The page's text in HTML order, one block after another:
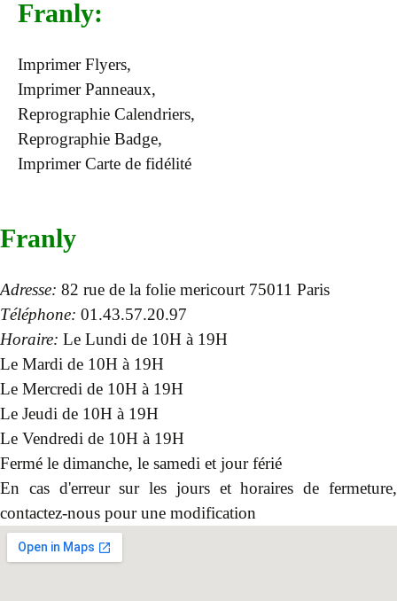
Franly:
Imprimer Flyers,
Imprimer Panneaux,
Reprographie Calendriers,
Reprographie Badge,
Imprimer Carte de fidélité
Franly
Adresse: 82 rue de la folie mericourt 75011 Paris
Téléphone: 01.43.57.20.97
Horaire: Le Lundi de 10H à 19H
Le Mardi de 10H à 19H
Le Mercredi de 10H à 19H
Le Jeudi de 10H à 19H
Le Vendredi de 10H à 19H
Fermé le dimanche, le samedi et jour férié
En cas d'erreur sur les jours et horaires de fermeture,
contactez-nous pour une modification